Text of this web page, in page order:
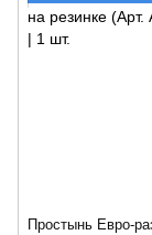
Простынь Евро-